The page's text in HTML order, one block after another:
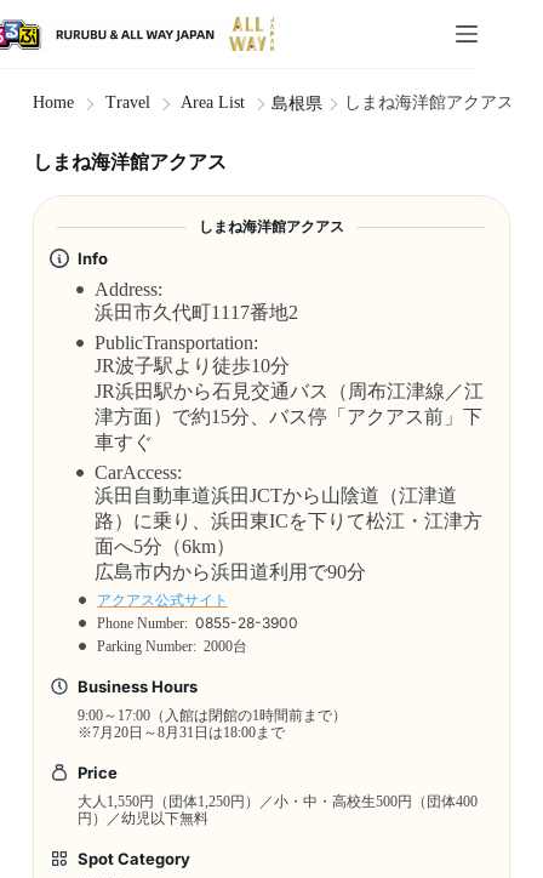
Home Travel Area List 島根県 しまね海洋館アクアス
しまね海洋館アクアス
しまね海洋館アクアス
Info
Address:
浜田市久代町1117番地2
PublicTransportation:
JR波子駅より徒歩10分
JR浜田駅から石見交通バス（周布江津線／江
津方面）で約15分、バス停「アクアス前」下
車すぐ
CarAccess:
浜田自動車道浜田JCTから山陰道（江津道
路）に乗り、浜田東ICを下りて松江・江津方
面へ5分（6km）
広島市内から浜田道利用で90分
アクアス公式サイト
Phone Number: 0855-28-3900
Parking Number: 2000台
Business Hours
9:00～17:00（入館は閉館の1時間前まで）
※7月20日～8月31日は18:00まで
Price
大人1,550円（団体1,250円）／小・中・高校生500円（団体400
円）／幼児以下無料
Spot Category